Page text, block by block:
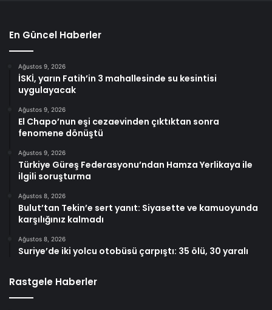
En Güncel Haberler
Ağustos 9, 2026
İSKİ, yarın Fatih’in 3 mahallesinde su kesintisi
uygulayacak
Ağustos 9, 2026
El Chapo’nun eşi cezaevinden çıktıktan sonra
fenomene dönüştü
Ağustos 9, 2026
Türkiye Güreş Federasyonu’ndan Hamza Yerlikaya ile
ilgili soruşturma
Ağustos 8, 2026
Bulut’tan Tekin’e sert yanıt: Siyasette ve kamuoyunda
karşılığınız kalmadı
Ağustos 8, 2026
Suriye’de iki yolcu otobüsü çarpıştı: 35 ölü, 30 yaralı
Rastgele Haberler